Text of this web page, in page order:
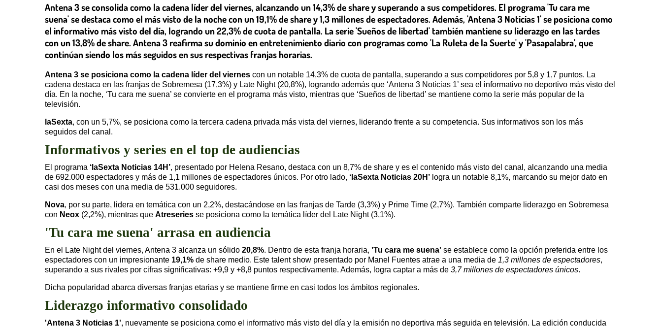
Antena 3 se consolida como la cadena líder del viernes, alcanzando un 14,3% de share y superando a sus competidores. El programa 'Tu cara me
suena' se destaca como el más visto de la noche con un 19,1% de share y 1,3 millones de espectadores. Además, 'Antena 3 Noticias 1' se posiciona como
el informativo más visto del día, logrando un 22,3% de cuota de pantalla. La serie 'Sueños de libertad' también mantiene su liderazgo en las tardes
con un 13,8% de share. Antena 3 reafirma su dominio en entretenimiento diario con programas como 'La Ruleta de la Suerte' y 'Pasapalabra', que
continúan siendo los más seguidos en sus respectivas franjas horarias.
Antena 3 se posiciona como la cadena líder del viernes con un notable 14,3% de cuota de pantalla, superando a sus competidores por 5,8 y 1,7 puntos. La
cadena destaca en las franjas de Sobremesa (17,3%) y Late Night (20,8%), logrando además que ‘Antena 3 Noticias 1’ sea el informativo no deportivo más visto del
día. En la noche, ‘Tu cara me suena’ se convierte en el programa más visto, mientras que ‘Sueños de libertad’ se mantiene como la serie más popular de la
televisión.
laSexta, con un 5,7%, se posiciona como la tercera cadena privada más vista del viernes, liderando frente a su competencia. Sus informativos son los más
seguidos del canal.
Informativos y series en el top de audiencias
El programa ‘laSexta Noticias 14H’, presentado por Helena Resano, destaca con un 8,7% de share y es el contenido más visto del canal, alcanzando una media
de 692.000 espectadores y más de 1,1 millones de espectadores únicos. Por otro lado, ‘laSexta Noticias 20H’ logra un notable 8,1%, marcando su mejor dato en
casi dos meses con una media de 531.000 seguidores.
Nova, por su parte, lidera en temática con un 2,2%, destacándose en las franjas de Tarde (3,3%) y Prime Time (2,7%). También comparte liderazgo en Sobremesa
con Neox (2,2%), mientras que Atreseries se posiciona como la temática líder del Late Night (3,1%).
'Tu cara me suena' arrasa en audiencia
En el Late Night del viernes, Antena 3 alcanza un sólido 20,8%. Dentro de esta franja horaria, 'Tu cara me suena' se establece como la opción preferida entre los
espectadores con un impresionante 19,1% de share medio. Este talent show presentado por Manel Fuentes atrae a una media de 1,3 millones de espectadores,
superando a sus rivales por cifras significativas: +9,9 y +8,8 puntos respectivamente. Además, logra captar a más de 3,7 millones de espectadores únicos.
Dicha popularidad abarca diversas franjas etarias y se mantiene firme en casi todos los ámbitos regionales.
Liderazgo informativo consolidado
'Antena 3 Noticias 1', nuevamente se posiciona como el informativo más visto del día y la emisión no deportiva más seguida en televisión. La edición conducida